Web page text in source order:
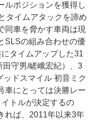
ルポジションを獲得し
タイムアタックを諦め
同車を脅かす車両は現
SLSの組み合わせの優
タイムアップした31
守男/嵯峨宏紀）、3
ドスマイル 初音ミク
車にとっては決勝レー
トルが決定するの
れば、2011年以来3年